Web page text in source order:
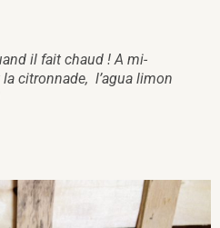
il fait chaud ! A mi-
citronnade, l’agua limon